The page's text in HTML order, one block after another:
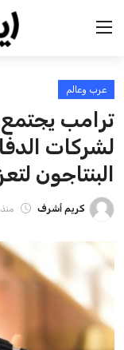
الرئيسية
اخبار مصر
عرب وعالم
اقتصاد
اخبار الرياضة
منوعات
فن وثقافة
عرب وعالم
ترامب يجتمع
لشركات
البنتاجون
كريم أشرف منذ 2 أشهر